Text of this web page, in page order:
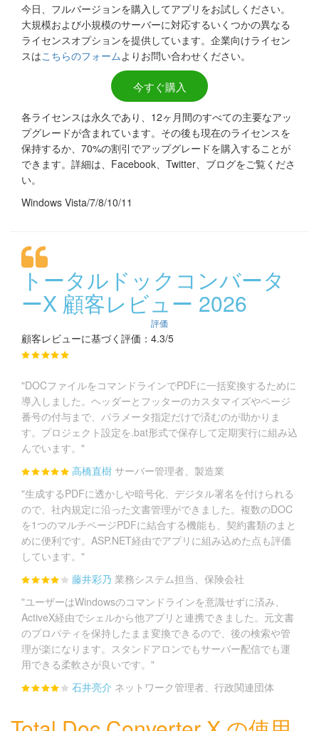
今日、フルバージョンを購入してアプリをお試しください。
大規模および小規模のサーバーに対応するいくつかの異なる
ライセンスオプションを提供しています。企業向けライセン
スはこちらのフォーム よりお問い合わせください。
今すぐ購入
各ライセンスは永久であり、12ヶ月間のすべての主要なアッ
プグレードが含まれています。その後も現在のライセンスを
保持するか、70%の割引でアップグレードを購入することが
できます。詳細は、Facebook、Twitter、ブログをご覧くださ
い。
Windows Vista/7/8/10/11
トータルドックコンバータ
ーX 顧客レビュー 2026
評価
顧客レビューに基づく評価：4.3/5
"DOCファイルをコマンドラインでPDFに一括変換するために
導入しました。ヘッダーとフッターのカスタマイズやページ
番号の付与まで、パラメータ指定だけで済むのが助かりま
す。プロジェクト設定を.bat形式で保存して定期実行に組み込
んでいます。"
高橋直樹 サーバー管理者、製造業
"生成するPDFに透かしや暗号化、デジタル署名を付けられる
ので、社内規定に沿った文書管理ができました。複数のDOC
を1つのマルチページPDFに結合する機能も、契約書類のまと
めに便利です。ASP.NET経由でアプリに組み込めた点も評価
しています。"
藤井彩乃 業務システム担当、保険会社
"ユーザーはWindowsのコマンドラインを意識せずに済み、
ActiveX経由でシェルから他アプリと連携できました。元文書
のプロパティを保持したまま変換できるので、後の検索や管
理が楽になります。スタンドアロンでもサーバー配信でも運
用できる柔軟さが良いです。"
石井亮介 ネットワーク管理者、行政関連団体